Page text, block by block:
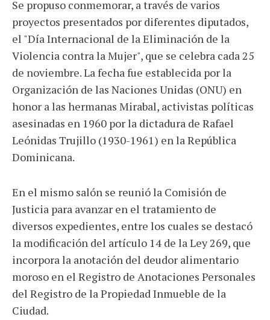
Se propuso conmemorar, a través de varios
proyectos presentados por diferentes diputados,
el "Día Internacional de la Eliminación de la
Violencia contra la Mujer", que se celebra cada 25
de noviembre. La fecha fue establecida por la
Organización de las Naciones Unidas (ONU) en
honor a las hermanas Mirabal, activistas políticas
asesinadas en 1960 por la dictadura de Rafael
Leónidas Trujillo (1930-1961) en la República
Dominicana.
En el mismo salón se reunió la Comisión de
Justicia para avanzar en el tratamiento de
diversos expedientes, entre los cuales se destacó
la modificación del artículo 14 de la Ley 269, que
incorpora la anotación del deudor alimentario
moroso en el Registro de Anotaciones Personales
del Registro de la Propiedad Inmueble de la
Ciudad.